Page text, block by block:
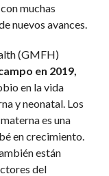
muchas
nuevos avances.
(GMFH)
en 2019,
en la vida
y neonatal. Los
es una
en crecimiento.
están
del